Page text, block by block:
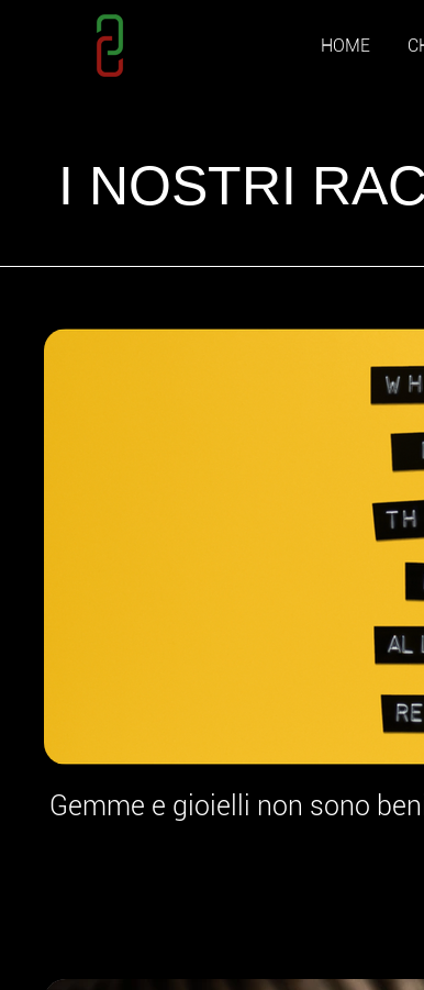
HOME
I NOSTRI
Gemme e gioielli non sono